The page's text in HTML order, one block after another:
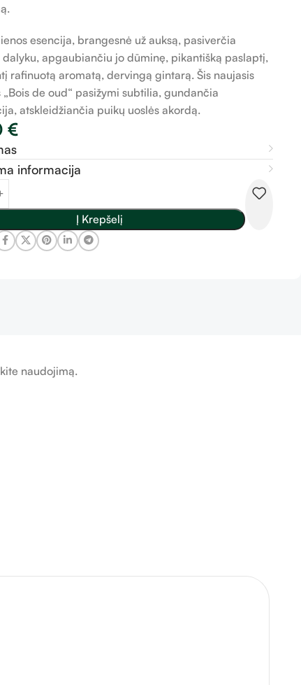
esencija, brangesnė už auksą, pasiverčia
dalyku, apgaubiančiu jo dūminę, pikantišką paslaptį,
rafinuotą aromatą, dervingą gintarą. Šis naujasis
„Bois de oud“ pasižymi subtilia, gundančia
atskleidžiančia puikų uoslės akordą.
€
informacija
Į Krepšelį
naudojimą.